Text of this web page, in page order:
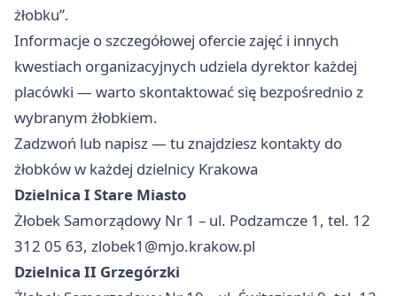
żłobku”.
Informacje o szczegółowej ofercie zajęć i innych
kwestiach organizacyjnych udziela dyrektor każdej
placówki — warto skontaktować się bezpośrednio z
wybranym żłobkiem.
Zadzwoń lub napisz — tu znajdziesz kontakty do
żłobków w każdej dzielnicy Krakowa
Dzielnica I Stare Miasto
Żłobek Samorządowy Nr 1 – ul. Podzamcze 1, tel. 12
312 05 63, zlobek1@mjo.krakow.pl
Dzielnica II Grzegórzki